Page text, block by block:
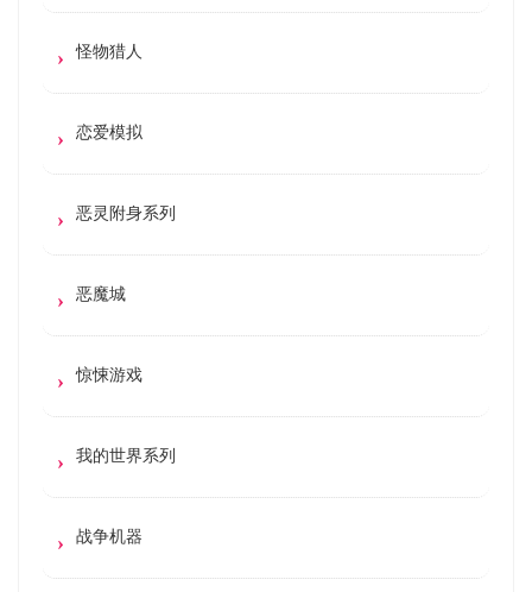
怪物猎人
恋爱模拟
恶灵附身系列
恶魔城
惊悚游戏
我的世界系列
战争机器